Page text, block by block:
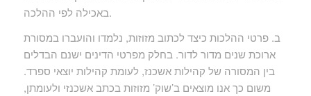
באכילה לפי ההלכה.
ב. פרטי ההלכות כיצד לכתוב מזוזות, נלמדו והועברו במסורת
ארוכת שנים מדור לדור. בחלק מפרטי הדינים ישנם הבדלים
בין המסורה של קהילות אשכנז, לעומת קהילות יוצאי ספרד.
משום כך אנו מוצאים ב’שוק’ מזוזות בכתב אשכנזי ולעומתן,